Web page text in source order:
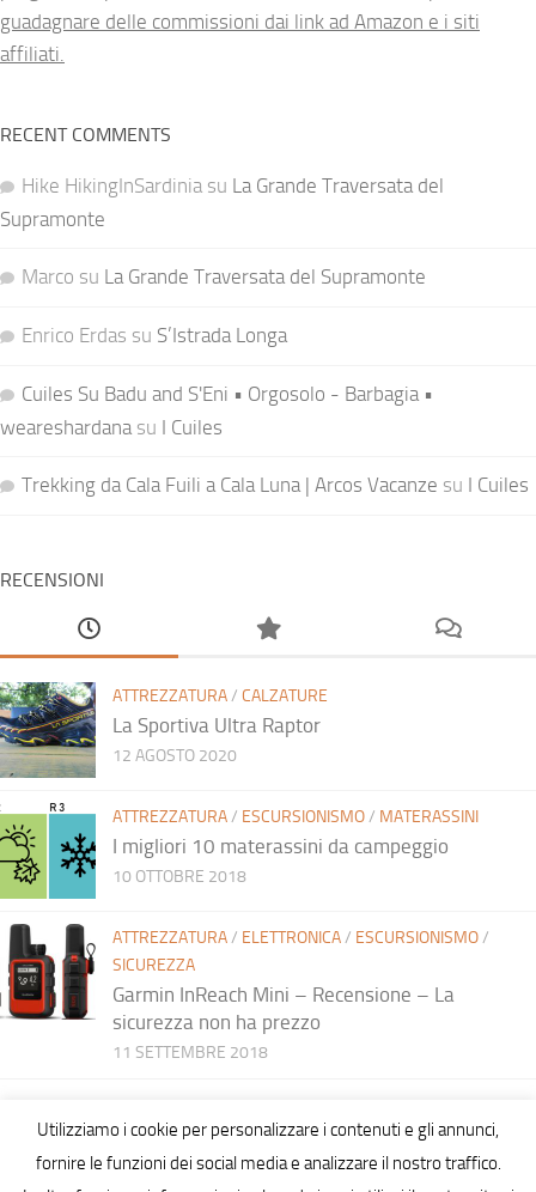
guadagnare delle commissioni dai link ad Amazon e i siti
affiliati.
RECENT COMMENTS
Hike HikingInSardinia su La Grande Traversata del
Supramonte
Marco su La Grande Traversata del Supramonte
Enrico Erdas su S’Istrada Longa
Cuiles Su Badu and S'Eni • Orgosolo - Barbagia •
weareshardana su I Cuiles
Trekking da Cala Fuili a Cala Luna | Arcos Vacanze su I Cuiles
RECENSIONI
ATTREZZATURA/ CALZATURE
La Sportiva Ultra Raptor
12 AGOSTO 2020
ATTREZZATURA/ ESCURSIONISMO/ MATERASSINI
I migliori 10 materassini da campeggio
10 OTTOBRE 2018
ATTREZZATURA/ ELETTRONICA/ ESCURSIONISMO/
SICUREZZA
Garmin InReach Mini – Recensione – La
sicurezza non ha prezzo
11 SETTEMBRE 2018
Utilizziamo i cookie per personalizzare i contenuti e gli annunci,
fornire le funzioni dei social media e analizzare il nostro traffico.